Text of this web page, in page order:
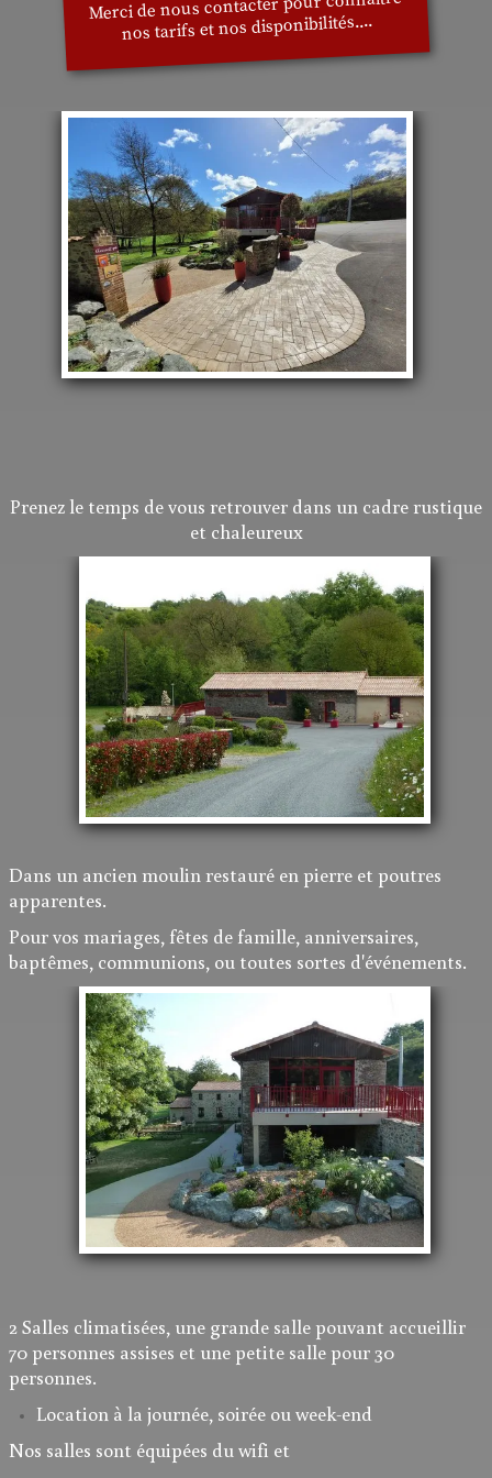
Nous Contacter
Plan d'Accès
Que faire en Anjou..
Salles de Réception
nos tarifs et nos disponibilités....
Prenez le temps de vous retrouver dans un cadre rustique
et chaleureux
Dans un ancien moulin restauré en pierre et poutres
apparentes.
Pour vos mariages, fêtes de famille, anniversaires,
baptêmes, communions, ou toutes sortes d'événements.
2 Salles climatisées, une grande salle pouvant accueillir
70 personnes assises et une petite salle pour 30
personnes.
Location à la journée, soirée ou week-end
Nos salles sont équipées du wifi et